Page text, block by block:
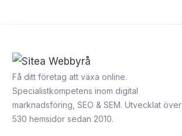
Få ditt företag att växa online.
Specialistkompetens inom digital
marknadsföring, SEO & SEM. Utvecklat över
530 hemsidor sedan 2010.